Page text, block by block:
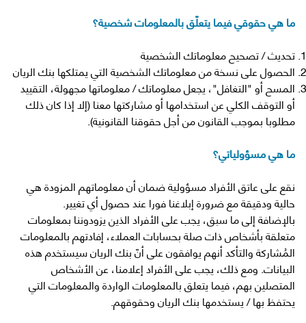
ما هي حقوقي فيما يتعلّق بالمعلومات شخصية؟
تحديث / تصحيح معلوماتك الشخصية
الحصول على نسخة من معلوماتك الشخصية التي يمتلكها بنك الريان
المسح أو "التغافل"، يجعل معلوماتك / معلوماتها مجهولة، التقييد
أو التوقف الكلي عن استخدامها أو مشاركتها معنا (إلا إذا كان ذلك
مطلوبا بموجب القانون من أجل حقوقنا القانونية).
ما هي مسؤولياتي؟
نقع على عاتق الأفراد مسؤولية ضمان أن معلوماتهم المزودة هي
حالية ودقيقة مع ضرورة إبلاغنا فورا عند حصول أي تغيير.
بالإضافة إلى ما سبق، يجب على الأفراد الذين يزودوننا بمعلومات
متعلقة بأشخاص ذات صلة بحسابات العملاء، إفادتهم بالمعلومات
المُشاركة والتأكد أنهم يوافقون على أنّ بنك الريان سيستخدم هذه
البيانات. ومع ذلك، يجب على الأفراد إعلامنا، عن الأشخاص
المتصلين بهم، فيما يتعلق بالمعلومات الواردة والمعلومات التي
يحتفظ بها / يستخدمها بنك الريان وحقوقهم.